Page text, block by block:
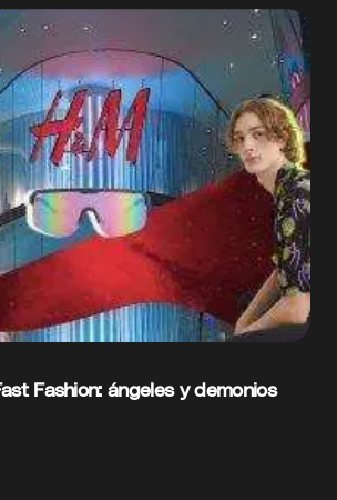
Fashion: ángeles y demonios